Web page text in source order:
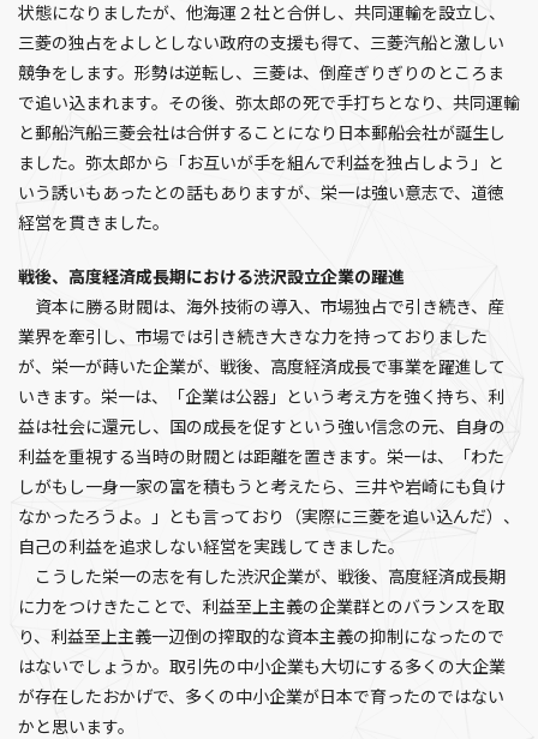
状態になりましたが、他海運２社と合併し、共同運輸を設立し、
三菱の独占をよしとしない政府の支援も得て、三菱汽船と激しい
競争をします。形勢は逆転し、三菱は、倒産ぎりぎりのところま
で追い込まれます。その後、弥太郎の死で手打ちとなり、共同運輸
と郵船汽船三菱会社は合併することになり日本郵船会社が誕生し
ました。弥太郎から「お互いが手を組んで利益を独占しよう」と
いう誘いもあったとの話もありますが、栄一は強い意志で、道徳
経営を貫きました。
戦後、高度経済成長期における渋沢設立企業の躍進
資本に勝る財閥は、海外技術の導入、市場独占で引き続き、産
業界を牽引し、市場では引き続き大きな力を持っておりました
が、栄一が蒔いた企業が、戦後、高度経済成長で事業を躍進して
いきます。栄一は、「企業は公器」という考え方を強く持ち、利
益は社会に還元し、国の成長を促すという強い信念の元、自身の
利益を重視する当時の財閥とは距離を置きます。栄一は、「わた
しがもし一身一家の富を積もうと考えたら、三井や岩崎にも負け
なかったろうよ。」とも言っており（実際に三菱を追い込んだ）、
自己の利益を追求しない経営を実践してきました。
こうした栄一の志を有した渋沢企業が、戦後、高度経済成長期
に力をつけきたことで、利益至上主義の企業群とのバランスを取
り、利益至上主義一辺倒の搾取的な資本主義の抑制になったので
はないでしょうか。取引先の中小企業も大切にする多くの大企業
が存在したおかげで、多くの中小企業が日本で育ったのではない
かと思います。